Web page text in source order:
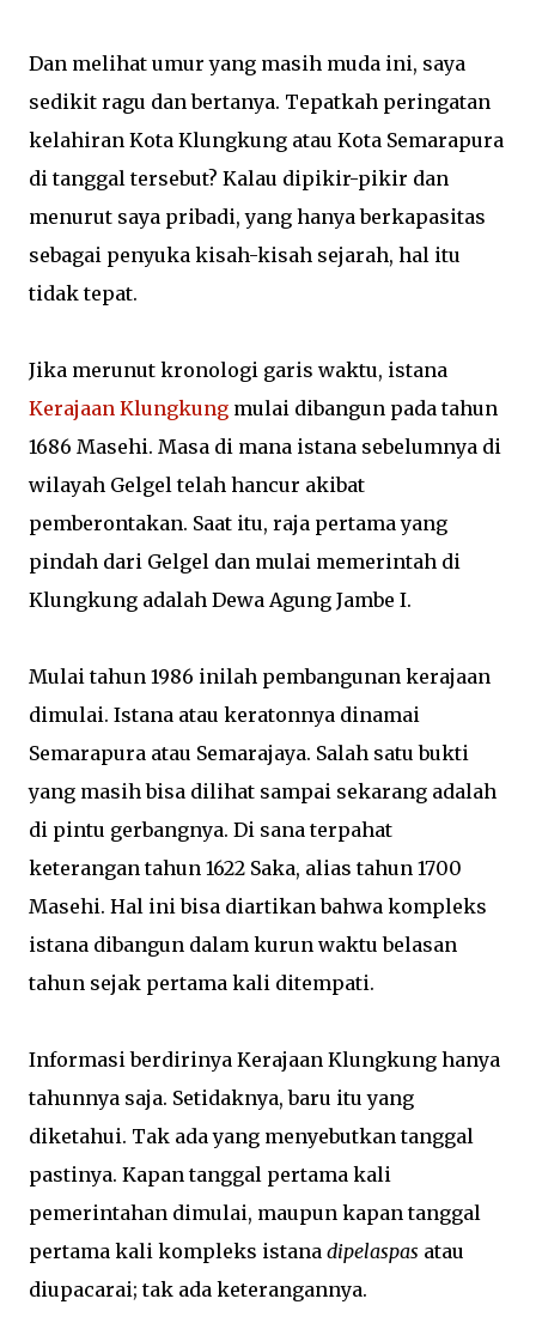
Dan melihat umur yang masih muda ini, saya
sedikit ragu dan bertanya. Tepatkah peringatan
kelahiran Kota Klungkung atau Kota Semarapura
di tanggal tersebut? Kalau dipikir-pikir dan
menurut saya pribadi, yang hanya berkapasitas
sebagai penyuka kisah-kisah sejarah, hal itu
tidak tepat.
Jika merunut kronologi garis waktu, istana
Kerajaan Klungkung mulai dibangun pada tahun
1686 Masehi. Masa di mana istana sebelumnya di
wilayah Gelgel telah hancur akibat
pemberontakan. Saat itu, raja pertama yang
pindah dari Gelgel dan mulai memerintah di
Klungkung adalah Dewa Agung Jambe I.
Mulai tahun 1986 inilah pembangunan kerajaan
dimulai. Istana atau keratonnya dinamai
Semarapura atau Semarajaya. Salah satu bukti
yang masih bisa dilihat sampai sekarang adalah
di pintu gerbangnya. Di sana terpahat
keterangan tahun 1622 Saka, alias tahun 1700
Masehi. Hal ini bisa diartikan bahwa kompleks
istana dibangun dalam kurun waktu belasan
tahun sejak pertama kali ditempati.
Informasi berdirinya Kerajaan Klungkung hanya
tahunnya saja. Setidaknya, baru itu yang
diketahui. Tak ada yang menyebutkan tanggal
pastinya. Kapan tanggal pertama kali
pemerintahan dimulai, maupun kapan tanggal
pertama kali kompleks istana dipelaspas atau
diupacarai; tak ada keterangannya.